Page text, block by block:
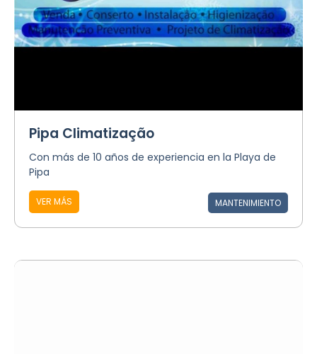
Pipa Climatização
Con más de 10 años de experiencia en la Playa de
Pipa
VER MÁS MANTENIMIENTO